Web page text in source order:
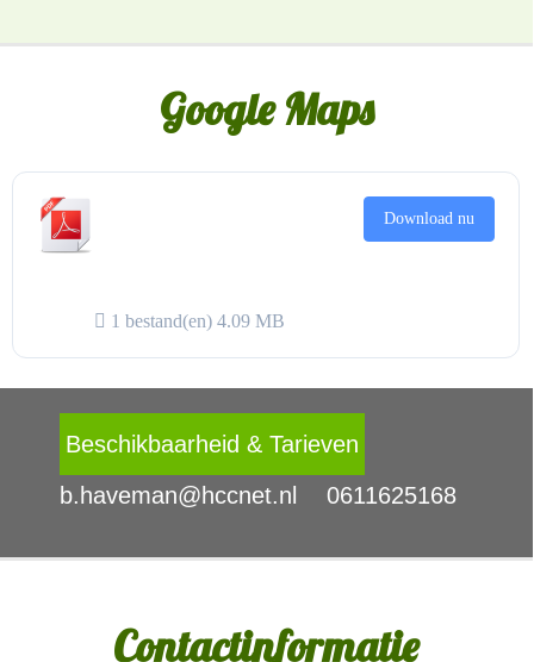
Google Maps
1 bestand(en)4.09 MB
Download nu
Beschikbaarheid & Tarieven
b.haveman@hccnet.nl
0611625168
Contactinformatie